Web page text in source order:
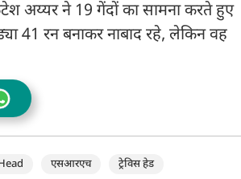
अय्यर ने 19 गेंदों का सामना करते हुए
41 रन बनाकर नाबाद रहे, लेकिन वह
एसआरएच ट्रेविस हेड